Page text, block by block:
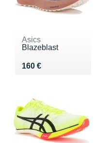
Asics
Blazeblast
160 €
Vendu 160 €